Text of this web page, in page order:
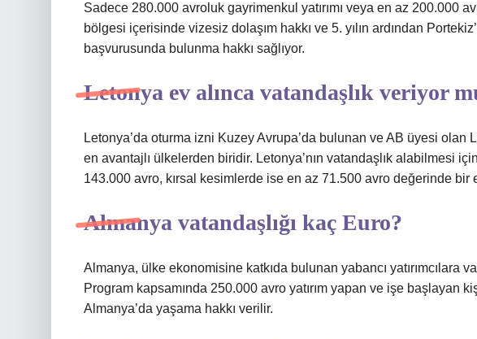
Sadece 280.000 avroluk gayrimenkul yatırımı veya en az 200.000
bölgesi içerisinde vizesiz dolaşım hakkı ve 5. yılın ardından
başvurusunda bulunma hakkı sağlıyor.
Letonya ev alınca vatandaşlık veriyor
Letonya’da oturma izni Kuzey Avrupa’da bulunan ve AB üyesi olan
en avantajlı ülkelerden biridir. Letonya’nın vatandaşlık alabilmesi
143.000 avro, kırsal kesimlerde ise en az 71.500 avro değerinde bir
Almanya vatandaşlığı kaç Euro?
Almanya, ülke ekonomisine katkıda bulunan yabancı yatırımcılara
Program kapsamında 250.000 avro yatırım yapan ve işe başlayan
Almanya’da yaşama hakkı verilir.